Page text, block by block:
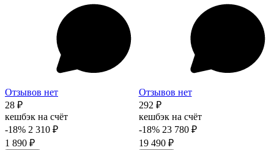
Отзывов нет
28 ₽
кешбэк на счёт
-18% 2 310 ₽
1 890 ₽
Отзывов нет
292 ₽
кешбэк на счёт
-18% 23 780 ₽
19 490 ₽